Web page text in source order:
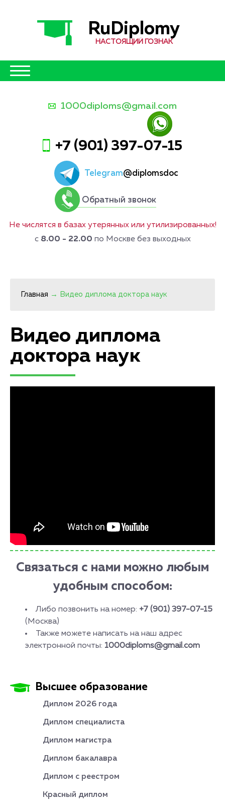
RuDiplomy
НАСТОЯЩИЙ ГОЗНАК
1000diploms@gmail.com
+7 (901) 397-07-15
Telegram@diplomsdoc
Обратный звонок
Не числятся в базах утерянных или утилизированных!
с 8.00 - 22.00 по Москве без выходных
Главная → Видео диплома доктора наук
Видео диплома
доктора наук
Связаться с нами можно любым
удобным способом:
Либо позвонить на номер: +7 (901) 397-07-15
(Москва)
Также можете написать на наш адрес
электронной почты: 1000diploms@gmail.com
Высшее образование
Диплом 2026 года
Диплом специалиста
Диплом магистра
Диплом бакалавра
Диплом с реестром
Красный диплом